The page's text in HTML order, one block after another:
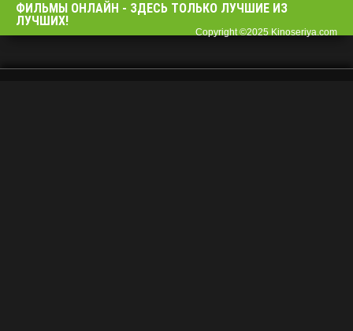
ФИЛЬМЫ OНЛАЙН - ЗДЕСЬ ТОЛЬКО ЛУЧШИЕ ИЗ
ЛУЧШИХ!
Copyright ©2025 Kinoseriya.com